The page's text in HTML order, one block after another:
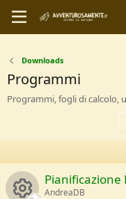
Downloads
Programmi
Programmi, fogli di calcolo,
AndreaDB